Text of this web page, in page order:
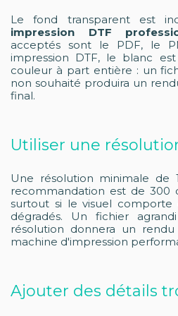
Le fond transparent est
impression DTF
acceptés sont le PDF, le
impression DTF, le blanc
couleur à part entière : un
non souhaité produira un
final.
Utiliser une
Une résolution minimale de
recommandation est de
surtout si le visuel comporte
dégradés. Un fichier
résolution donnera un
machine d'impression
Ajouter des détails